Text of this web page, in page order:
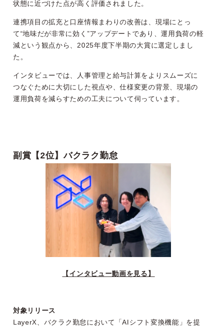
状態に近づけた点が高く評価されました。
連携項目の拡充と口座情報まわりの改善は、現場にとっ
て“地味だが非常に効く”アップデートであり、運用負荷の軽
減という観点から、2025年度下半期の大賞に選定しまし
た。
インタビューでは、人事管理と給与計算をよりスムーズに
つなぐために大切にした視点や、仕様変更の背景、現場の
運用負荷を減らすための工夫について伺っています。
副賞【2位】バクラク勤怠
【インタビュー動画を見る】
対象リリース
LayerX、バクラク勤怠において「AIシフト変換機能」を提